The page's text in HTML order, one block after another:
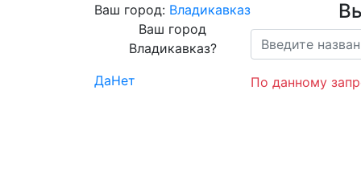
Ваш город: Владикавказ
Ваш город
Владикавказ?
ДаНет По данному